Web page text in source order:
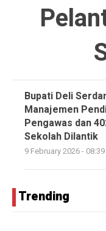
Bupati Deli
Manajemen
Pengawas dan
Sekolah Dilantik
9 February 2026 - 08:39
Trending